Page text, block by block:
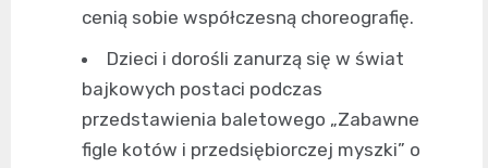
cenią sobie współczesną choreografię.
Dzieci i dorośli zanurzą się w świat
bajkowych postaci podczas
przedstawienia baletowego „Zabawne
figle kotów i przedsiębiorczej myszki” o